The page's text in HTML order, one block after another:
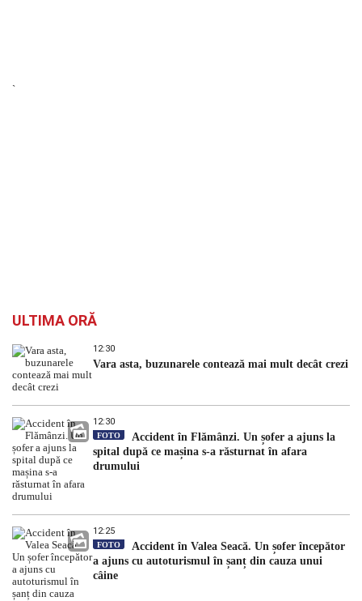
`
ULTIMA ORĂ
12:30
Vara asta, buzunarele contează mai mult decât crezi
12:30
FOTO
Accident în Flămânzi. Un șofer a ajuns la
spital după ce mașina s-a răsturnat în afara
drumului
12:25
FOTO
Accident în Valea Seacă. Un șofer începător
a ajuns cu autoturismul în șanț din cauza unui
câine